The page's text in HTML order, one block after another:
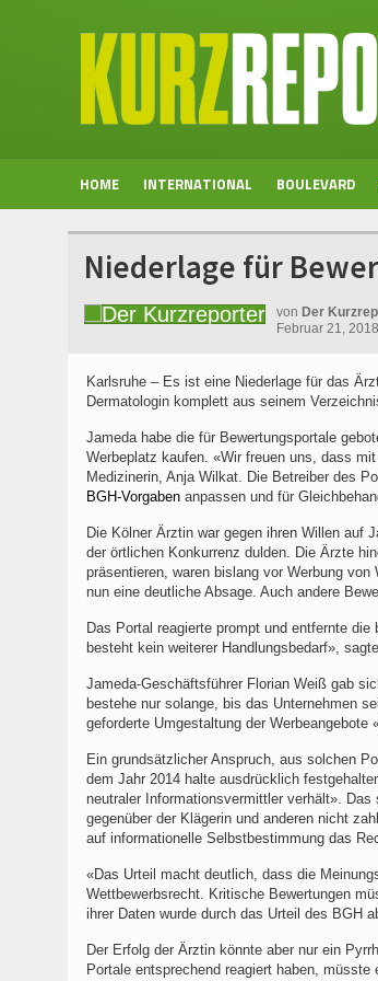
HOME INTERNATIONAL BOULEVARD
Niederlage für
von Der
Februar 21,
Karlsruhe – Es ist eine Niederlage für das
Dermatologin komplett aus seinem
Jameda habe die für Bewertungsportale
Werbeplatz kaufen. «Wir freuen uns, dass
Medizinerin, Anja Wilkat. Die Betreiber des
BGH-Vorgaben anpassen und für
Die Kölner Ärztin war gegen ihren Willen auf
der örtlichen Konkurrenz dulden. Die Ärzte
präsentieren, waren bislang vor Werbung
nun eine deutliche Absage. Auch andere
Das Portal reagierte prompt und entfernte
besteht kein weiterer Handlungsbedarf»,
Jameda-Geschäftsführer Florian Weiß gab
bestehe nur solange, bis das Unternehmen
geforderte Umgestaltung der
Ein grundsätzlicher Anspruch, aus solchen
dem Jahr 2014 halte ausdrücklich
neutraler Informationsvermittler verhält».
gegenüber der Klägerin und anderen nicht
auf informationelle Selbstbestimmung das
«Das Urteil macht deutlich, dass die
Wettbewerbsrecht. Kritische Bewertungen
ihrer Daten wurde durch das Urteil des BGH
Der Erfolg der Ärztin könnte aber nur ein
Portale entsprechend reagiert haben,